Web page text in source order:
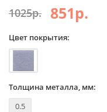
1025р. 851р.
Цвет покрытия:
Толщина металла, мм:
0.5